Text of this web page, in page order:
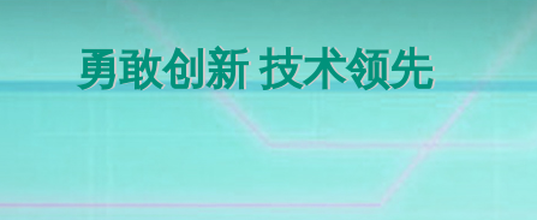
勇敢创新 技术领先
勇敢创新 技术领先